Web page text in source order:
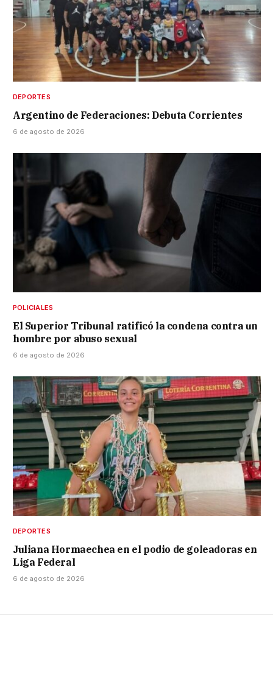
DEPORTES
Argentino de Federaciones: Debuta Corrientes
6 de agosto de 2026
POLICIALES
El Superior Tribunal ratificó la condena contra un
hombre por abuso sexual
6 de agosto de 2026
DEPORTES
Juliana Hormaechea en el podio de goleadoras en
Liga Federal
6 de agosto de 2026